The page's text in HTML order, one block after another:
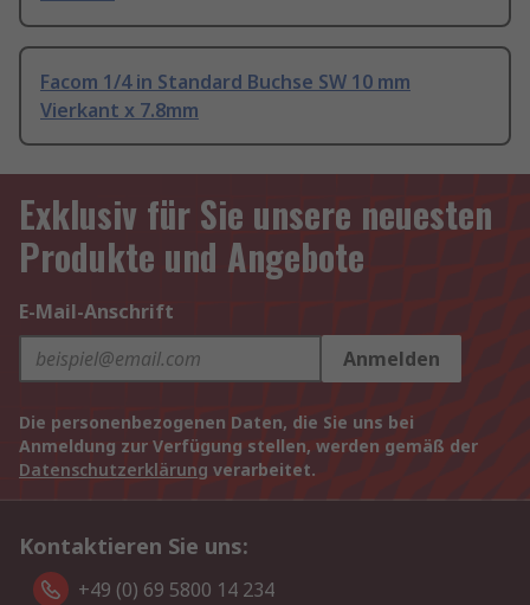
Facom 1/4 in Standard Buchse SW 10 mm
Vierkant x 7.8mm
Exklusiv für Sie unsere neuesten
Produkte und Angebote
E-Mail-Anschrift
Anmelden
Die personenbezogenen Daten, die Sie uns bei
Anmeldung zur Verfügung stellen, werden gemäß der
Datenschutzerklärung verarbeitet.
Kontaktieren Sie uns:
+49 (0) 69 5800 14 234